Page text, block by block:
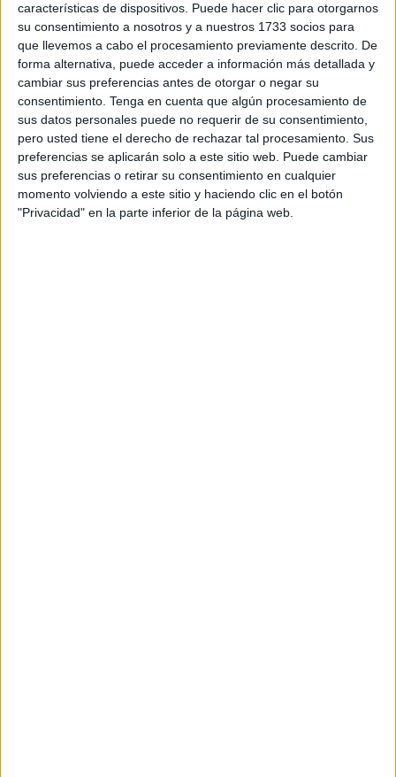
características de dispositivos. Puede hacer clic para otorgarnos
su consentimiento a nosotros y a nuestros 1733 socios para
que llevemos a cabo el procesamiento previamente descrito. De
forma alternativa, puede acceder a información más detallada y
cambiar sus preferencias antes de otorgar o negar su
consentimiento. Tenga en cuenta que algún procesamiento de
sus datos personales puede no requerir de su consentimiento,
pero usted tiene el derecho de rechazar tal procesamiento. Sus
preferencias se aplicarán solo a este sitio web. Puede cambiar
sus preferencias o retirar su consentimiento en cualquier
momento volviendo a este sitio y haciendo clic en el botón
"Privacidad" en la parte inferior de la página web.
El convoy en cuestión, formado por los buques Sparta IV,
Yaz, Ursa Major y la fragata rusa anteriormente
mencionada, fue interceptado en el límite norte entre
aguas españolas y de Argelia, donde el Centinela se
reposicionó en seguimiento cercano poniendo rumbo al
Estrecho de Gibraltar.
Tras dos días de tránsito, la fragata rusa puso fin a la
escolta de los mercantes a las puertas del Estrecho de
Gibraltar, donde invirtió de nuevo rumbo en demanda del